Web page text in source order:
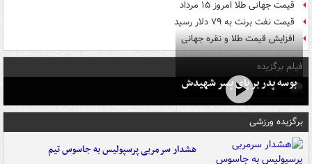
قیمت جهانی طلا امروز ۱۵ مرداد
قیمت نفت برنت به ۷۹ دلار رسید
افزایش قیمت طلا و نقره جهانی
فیلم برگزیده
بوسه‌ پدر بر پای پسر شهیدش
برگزیده ورزشی
هشدار سرمربی پرسپولیس به جاسوس تیم